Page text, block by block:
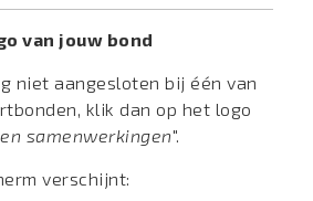
van jouw bond
niet aangesloten bij één van
klik dan op het logo
samenwerkingen".
verschijnt: